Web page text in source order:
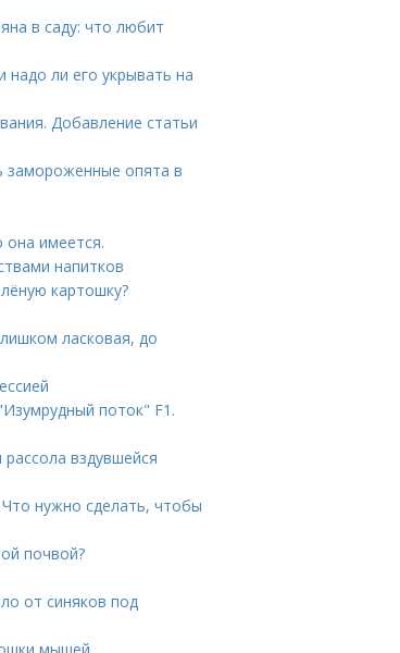
в саду: что любит
надо ли его укрывать на
Добавление статьи
замороженные опята в
она имеется.
напитков
картошку?
ласковая, до
поток" F1.
вздувшейся
нужно сделать, чтобы
почвой?
от синяков под